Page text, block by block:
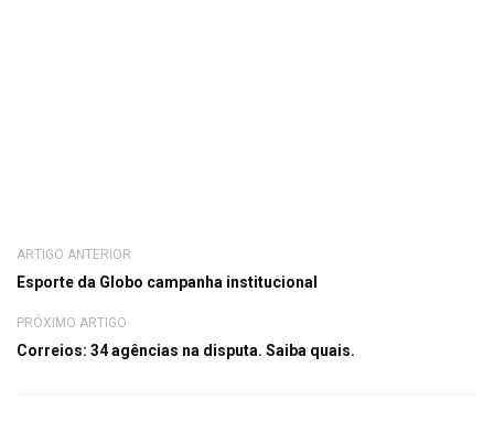
ARTIGO ANTERIOR
Esporte da Globo campanha institucional
PRÓXIMO ARTIGO
Correios: 34 agências na disputa. Saiba quais.